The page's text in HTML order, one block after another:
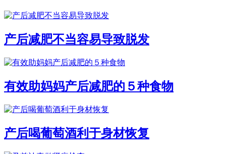
产后减肥不当容易导致脱发
有效助妈妈产后减肥的５种食物
产后喝葡萄酒利于身材恢复